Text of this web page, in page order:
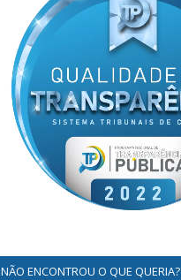
NÃO ENCONTROU O QUE QUERIA?